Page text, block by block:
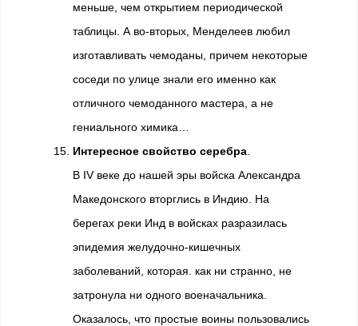
меньше, чем открытием периодической
таблицы. А во-вторых, Менделеев любил
изготавливать чемоданы, причем некоторые
соседи по улице знали его именно как
отличного чемоданного мастера, а не
гениального химика…
Интересное свойство серебра
В IV веке до нашей эры войска Александра
Македонского вторглись в Индию. На
берегах реки Инд в войсках разразилась
эпидемия желудочно-кишечных
заболеваний, которая. как ни странно, не
затронула ни одного военачальника.
Оказалось, что простые воины пользовались